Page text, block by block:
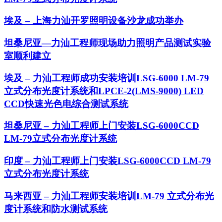
埃及 – 上海力汕开罗照明设备沙龙成功举办
坦桑尼亚—力汕工程师现场助力照明产品测试实验
室顺利建立
埃及 – 力汕工程师成功安装培训LSG-6000 LM-79
立式分布光度计系统和LPCE-2(LMS-9000) LED
CCD快速光色电综合测试系统
坦桑尼亚 – 力汕工程师上门安装LSG-6000CCD
LM-79立式分布光度计系统
印度 – 力汕工程师上门安装LSG-6000CCD LM-79
立式分布光度计系统
马来西亚 – 力汕工程师安装培训LM-79 立式分布光
度计系统和防水测试系统